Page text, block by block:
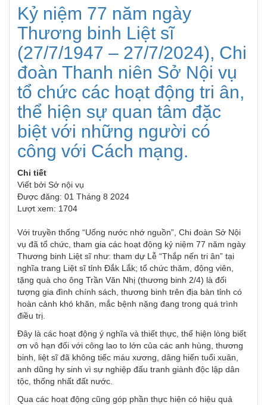
Kỷ niệm 77 năm ngày
Thương binh Liệt sĩ
(27/7/1947 – 27/7/2024), Chi
đoàn Thanh niên Sở Nội vụ
tổ chức các hoạt động tri ân,
thể hiện sự quan tâm đặc
biệt với những người có
công với Cách mạng.
Chi tiết
Viết bởi Sở nội vụ
Được đăng: 01 Tháng 8 2024
Lượt xem: 1704
Với truyền thống “Uống nước nhớ nguồn”, Chi đoàn Sở Nội
vụ đã tổ chức, tham gia các hoạt động kỷ niệm 77 năm ngày
Thương binh Liệt sĩ như: tham dự Lễ “Thắp nến tri ân” tại
nghĩa trang Liệt sĩ tỉnh Đắk Lắk; tổ chức thăm, động viên,
tặng quà cho ông Trần Văn Nhị (thương binh 2/4) là đối
tượng gia đình chính sách, thương binh trên địa bàn tỉnh có
hoàn cảnh khó khăn, mắc bệnh nặng đang trong quá trình
điều trị.
Đây là các hoạt động ý nghĩa và thiết thực, thể hiện lòng biết
ơn vô hạn đối với công lao to lớn của các anh hùng, thương
binh, liệt sĩ đã không tiếc máu xương, dâng hiến tuổi xuân,
anh dũng hy sinh vì sự nghiệp đấu tranh giành độc lập dân
tộc, thống nhất đất nước.
Qua các hoạt động cũng góp phần thực hiện có hiệu quả